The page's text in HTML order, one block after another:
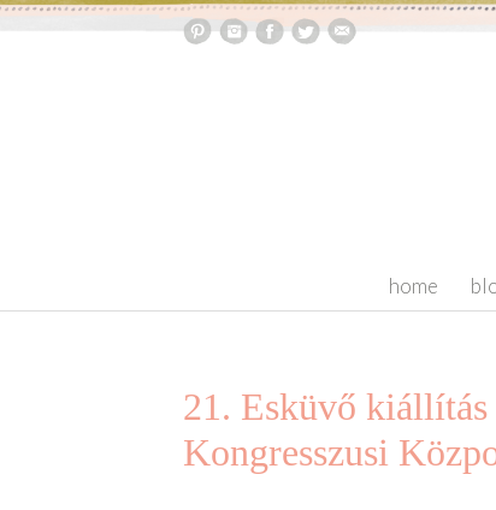
home
21. Esküvő kiállítás
Kongresszusi